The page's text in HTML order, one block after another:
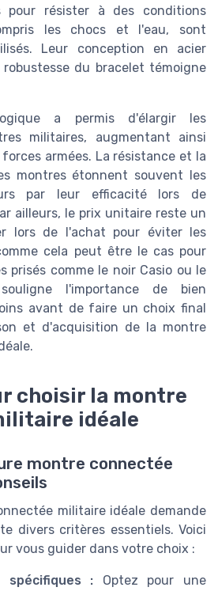
pour résister à des conditions
les chocs et l'eau, sont
Leur conception en acier
du bracelet témoigne
a permis d'élargir les
militaires, augmentant ainsi
armées. La résistance et la
montres étonnent souvent les
par leur efficacité lors de
ailleurs, le prix unitaire reste un
lors de l'achat pour éviter les
cela peut être le cas pour
prisés comme le noir Casio ou le
l'importance de bien
avant de faire un choix final
et d'acquisition de la montre
choisir la montre
idéale
montre connectée
militaire idéale demande
divers critères essentiels. Voici
vous guider dans votre choix :
spécifiques : Optez pour une